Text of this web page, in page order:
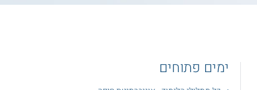
ימים פתוחים